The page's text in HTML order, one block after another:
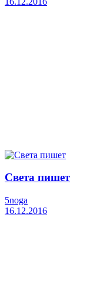
Света пишет
5noga
16.12.2016